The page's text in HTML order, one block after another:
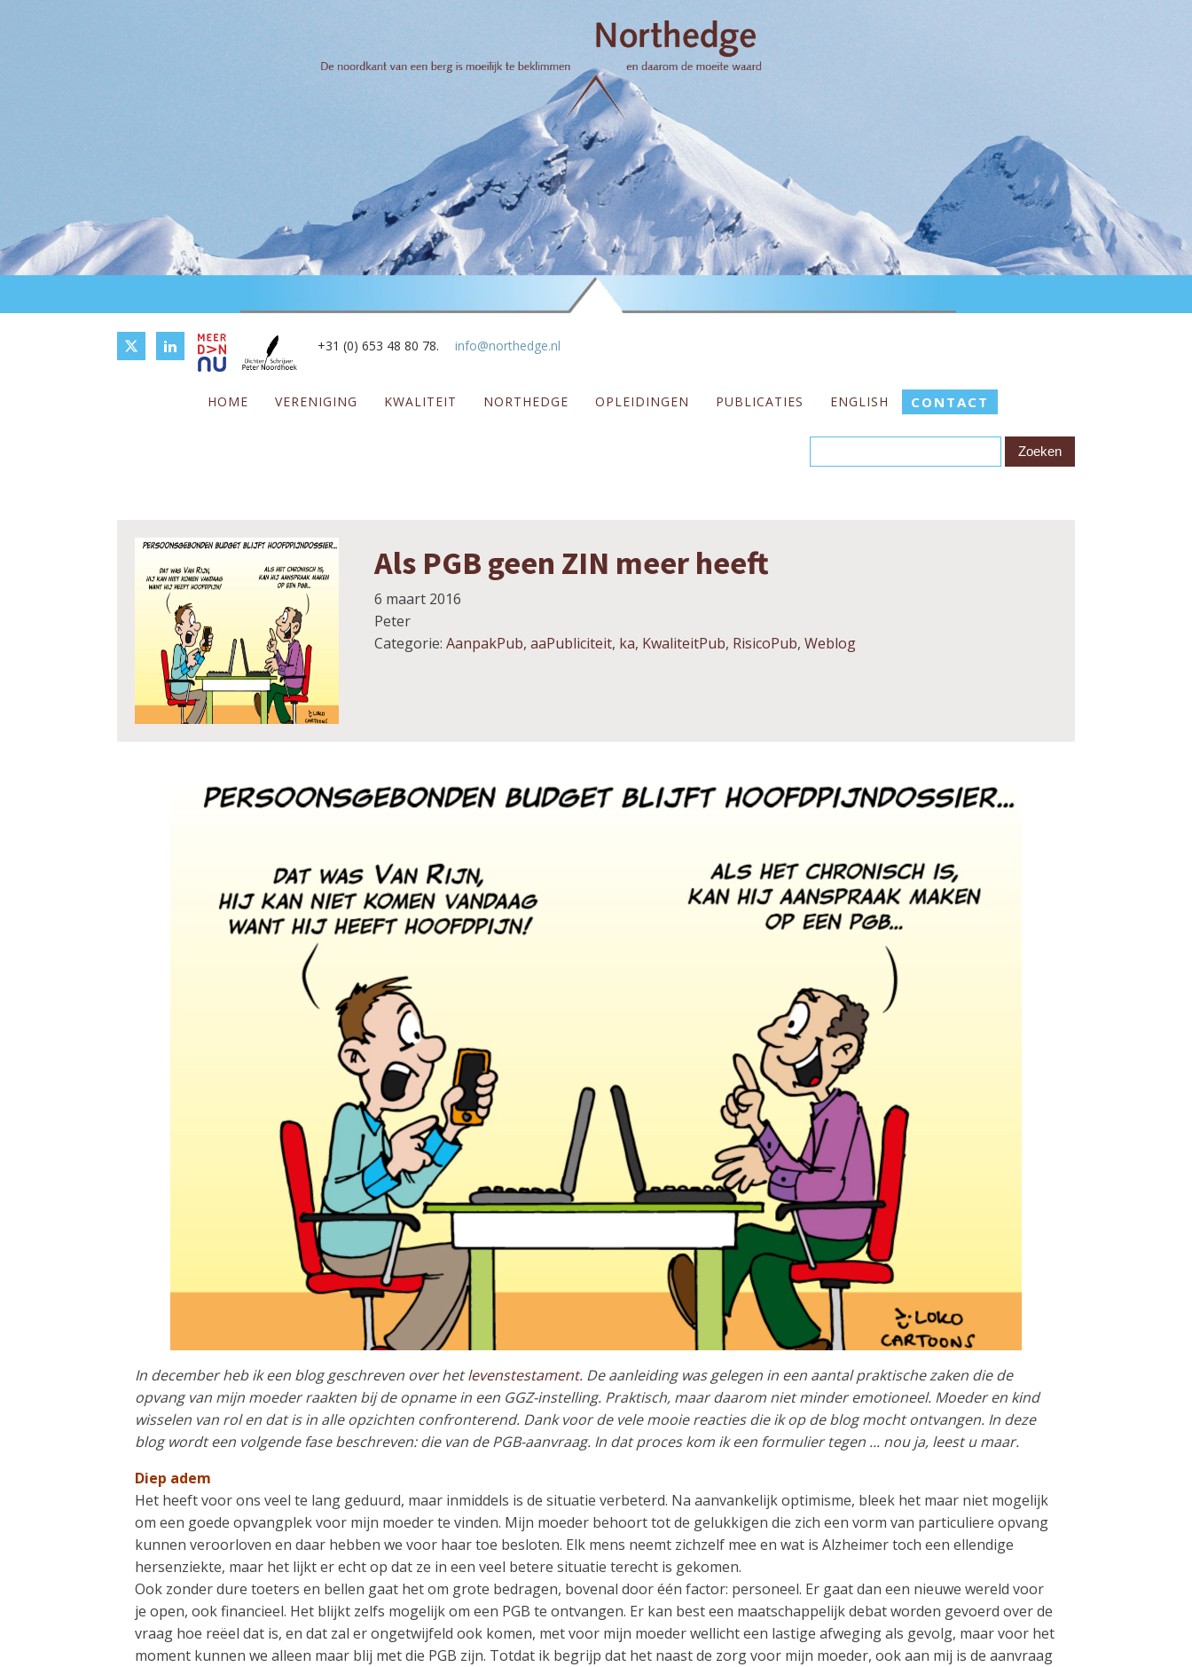
+31 (0) 653 48 80 78. info@northedge.nl
HOME VERENIGING KWALITEIT NORTHEDGE OPLEIDINGEN PUBLICATIES ENGLISH CONTACT
Als PGB geen ZIN meer heeft
6 maart 2016
Peter
Categorie: AanpakPub, aaPubliciteit, ka, KwaliteitPub, RisicoPub, Weblog
In december heb ik een blog geschreven over hetlevenstestament. De aanleiding was gelegen in een aantal praktische zaken die de
opvang van mijn moeder raakten bij de opname in een GGZ-instelling. Praktisch, maar daarom niet minder emotioneel. Moeder en kind
wisselen van rol en dat is in alle opzichten confronterend. Dank voor de vele mooie reacties die ik op de blog mocht ontvangen. In deze
blog wordt een volgende fase beschreven: die van de PGB-aanvraag. In dat proces kom ik een formulier tegen ... nou ja, leest u maar.
Diep adem
Het heeft voor ons veel te lang geduurd, maar inmiddels is de situatie verbeterd. Na aanvankelijk optimisme, bleek het maar niet mogelijk
om een goede opvangplek voor mijn moeder te vinden. Mijn moeder behoort tot de gelukkigen die zich een vorm van particuliere opvang
kunnen veroorloven en daar hebben we voor haar toe besloten. Elk mens neemt zichzelf mee en wat is Alzheimer toch een ellendige
hersenziekte, maar het lijkt er echt op dat ze in een veel betere situatie terecht is gekomen.
Ook zonder dure toeters en bellen gaat het om grote bedragen, bovenal door één factor: personeel. Er gaat dan een nieuwe wereld voor
je open, ook financieel. Het blijkt zelfs mogelijk om een PGB te ontvangen. Er kan best een maatschappelijk debat worden gevoerd over de
vraag hoe reëel dat is, en dat zal er ongetwijfeld ook komen, met voor mijn moeder wellicht een lastige afweging als gevolg, maar voor het
moment kunnen we alleen maar blij met die PGB zijn. Totdat ik begrijp dat het naast de zorg voor mijn moeder, ook aan mij is de aanvraag